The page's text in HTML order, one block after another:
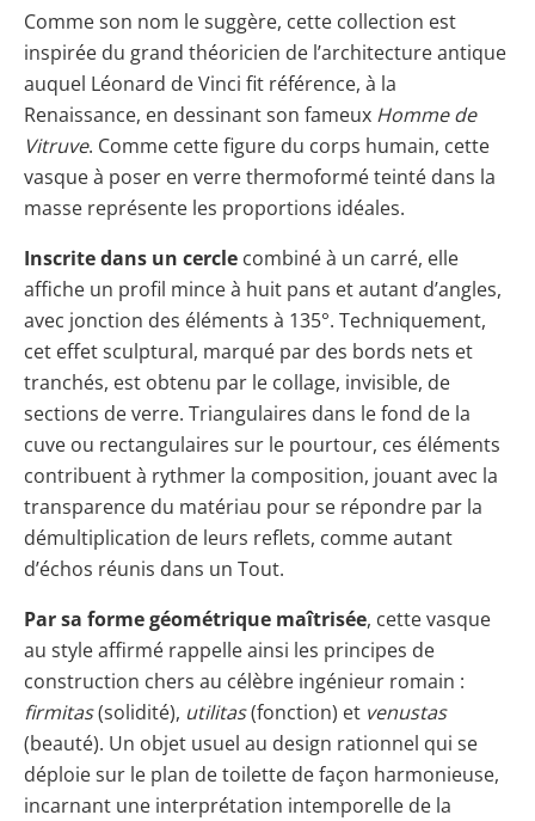
Comme son nom le suggère, cette collection est
inspirée du grand théoricien de l’architecture antique
auquel Léonard de Vinci fit référence, à la
Renaissance, en dessinant son fameux Homme de
Vitruve. Comme cette figure du corps humain, cette
vasque à poser en verre thermoformé teinté dans la
masse représente les proportions idéales.
Inscrite dans un cercle combiné à un carré, elle
affiche un profil mince à huit pans et autant d’angles,
avec jonction des éléments à 135°. Techniquement,
cet effet sculptural, marqué par des bords nets et
tranchés, est obtenu par le collage, invisible, de
sections de verre. Triangulaires dans le fond de la
cuve ou rectangulaires sur le pourtour, ces éléments
contribuent à rythmer la composition, jouant avec la
transparence du matériau pour se répondre par la
démultiplication de leurs reflets, comme autant
d’échos réunis dans un Tout.
Par sa forme géométrique maîtrisée, cette vasque
au style affirmé rappelle ainsi les principes de
construction chers au célèbre ingénieur romain :
firmitas(solidité), utilitas(fonction) et venustas
(beauté). Un objet usuel au design rationnel qui se
déploie sur le plan de toilette de façon harmonieuse,
incarnant une interprétation intemporelle de la